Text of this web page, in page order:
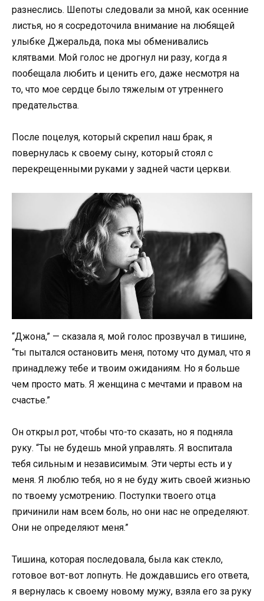
разнеслись. Шепоты следовали за мной, как осенние
листья, но я сосредоточила внимание на любящей
улыбке Джеральда, пока мы обменивались
клятвами. Мой голос не дрогнул ни разу, когда я
пообещала любить и ценить его, даже несмотря на
то, что мое сердце было тяжелым от утреннего
предательства.
После поцелуя, который скрепил наш брак, я
повернулась к своему сыну, который стоял с
перекрещенными руками у задней части церкви.
“Джона,” — сказала я, мой голос прозвучал в тишине,
“ты пытался остановить меня, потому что думал, что я
принадлежу тебе и твоим ожиданиям. Но я больше
чем просто мать. Я женщина с мечтами и правом на
счастье.”
Он открыл рот, чтобы что-то сказать, но я подняла
руку. “Ты не будешь мной управлять. Я воспитала
тебя сильным и независимым. Эти черты есть и у
меня. Я люблю тебя, но я не буду жить своей жизнью
по твоему усмотрению. Поступки твоего отца
причинили нам всем боль, но они нас не определяют.
Они не определяют меня.”
Тишина, которая последовала, была как стекло,
готовое вот-вот лопнуть. Не дождавшись его ответа,
я вернулась к своему новому мужу, взяла его за руку